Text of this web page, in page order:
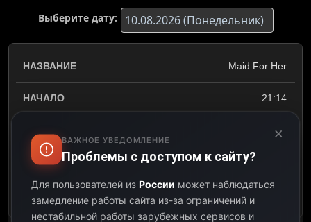
Выберите дату:
Maid For Her
21:14
21:37
Открыть описание
×
ВАЖНОЕ УВЕДОМЛЕНИЕ
Проблемы с доступом к сайту?
Для пользователей из России может наблюдаться
замедление работы сайта из-за ограничений и
нестабильной работы зарубежных сервисов и